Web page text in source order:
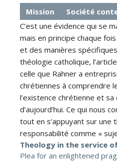
Mission
Société
C’est une évidence qui se
mais en principe chaque
et des manières
théologie catholique,
celle que Rahner a
chrétiennes à comprendre
l’existence chrétienne et
d’aujourd’hui. Ce qui nous
tout en s’appuyant sur une
responsabilité comme «
Theology in the service
Plea for an enlightened